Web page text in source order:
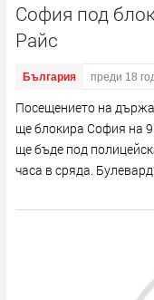
София под
Райс
България преди 18
Посещението на
ще блокира София на
ще бъде под
часа в сряда.